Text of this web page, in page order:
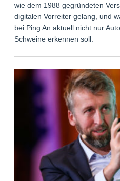
wie dem 1988 gegründeten
digitalen Vorreiter gelang, und
bei Ping An aktuell nicht nur
Schweine erkennen soll.